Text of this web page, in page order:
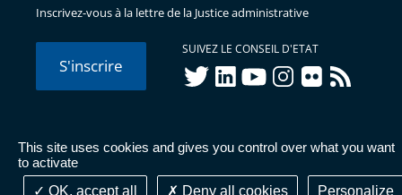
This site uses cookies and gives you control over what you want
to activate
OK, accept all
Deny all cookies Personalize
Inscrivez-vous à la lettre de la Justice administrative
S'inscrire
SUIVEZ LE CONSEIL D'ETAT
twitterlinkedInyoutubeinstagram
flickr rss
© Conseil d'État 2026 - Mentions légales
Données
personnelles-Publications administratives-Accessibilité :
partiellement conforme